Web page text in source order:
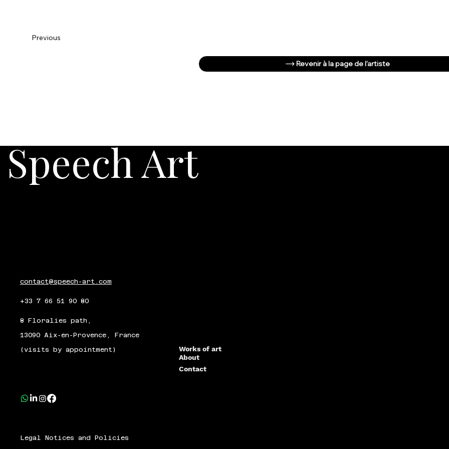
Previous
Revenir à la page de l'artiste
Speech Art
contact@speech-art.com
+33 7 66 51 90 80
8 Floralies path,
13090 Aix-en-Provence, France
(visits by appointment)
Works of art
About
Contact
Legal Notices and Policies